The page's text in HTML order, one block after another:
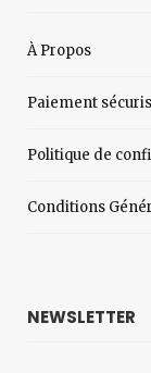
À Propos
Paiement
Politique de
Conditions
NEWSLETTER